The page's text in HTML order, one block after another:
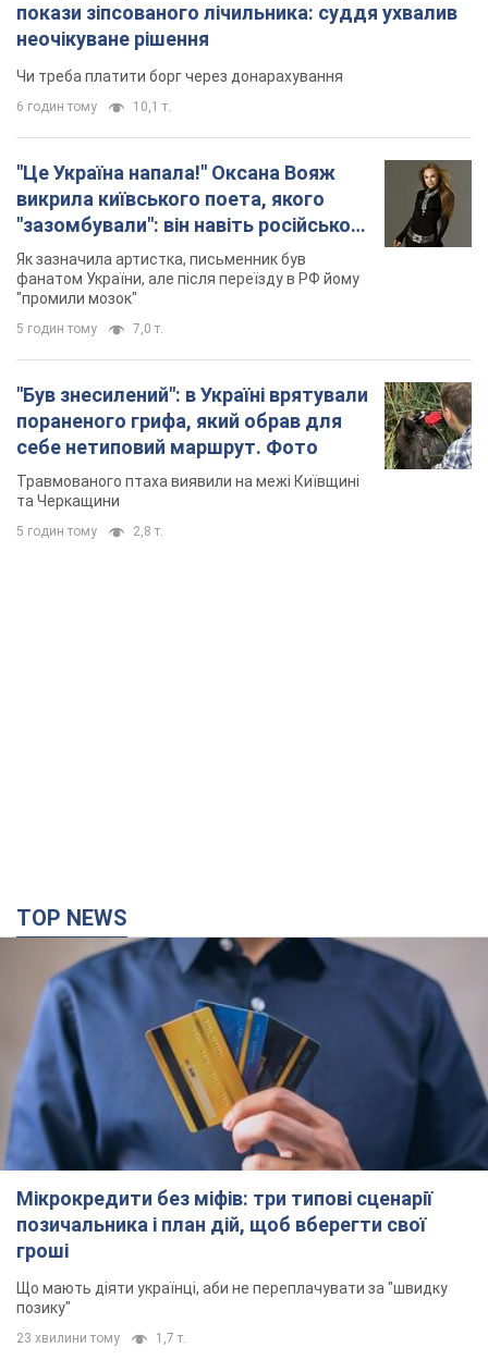
покази зіпсованого лічильника: суддя ухвалив
неочікуване рішення
Чи треба платити борг через донарахування
6 годин тому 10,1 т.
"Це Україна напала!" Оксана Вояж
викрила київського поета, якого
"зазомбували": він навіть російської
не знав, а тепер хоче геноциду
українців
Як зазначила артистка, письменник був
фанатом України, але після переїзду в РФ йому
"промили мозок"
5 годин тому 7,0 т.
"Був знесилений": в Україні врятували
пораненого грифа, який обрав для
себе нетиповий маршрут. Фото
Травмованого птаха виявили на межі Київщині
та Черкащини
5 годин тому 2,8 т.
TOP NEWS
Мікрокредити без міфів: три типові сценарії
позичальника і план дій, щоб вберегти свої
гроші
Що мають діяти українці, аби не переплачувати за "швидку
позику"
23 хвилини тому 1,7 т.